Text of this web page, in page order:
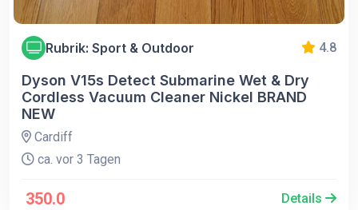
Rubrik: Sport & Outdoor 4.8
Dyson V15s Detect Submarine Wet & Dry
Cordless Vacuum Cleaner Nickel BRAND
NEW
Cardiff
ca. vor 3 Tagen
350.0 Details